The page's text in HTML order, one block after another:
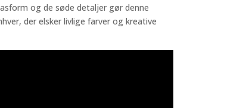
og de søde detaljer gør denne
der elsker livlige farver og kreative